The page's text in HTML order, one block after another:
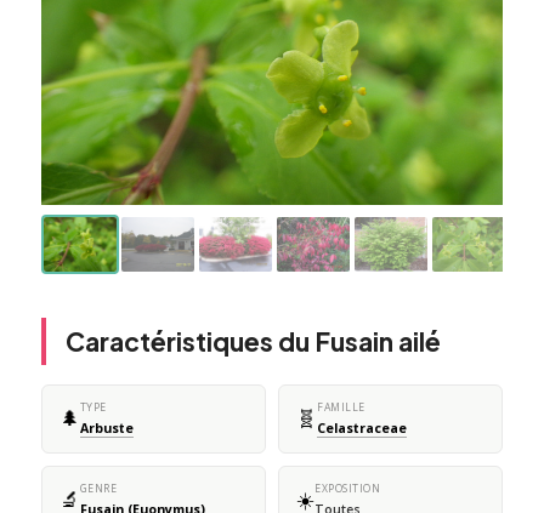
Caractéristiques du Fusain ailé
🌲 TYPE
Arbuste 🧬 FAMILLE
Celastraceae
🔬 GENRE
Fusain (Euonymus) ☀️EXPOSITION
Toutes